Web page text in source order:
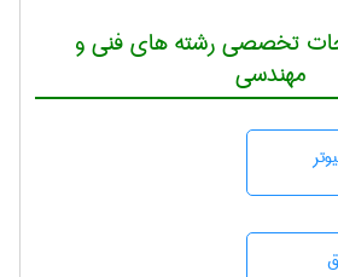
تخصصی رشته های فنی و
مهندسی